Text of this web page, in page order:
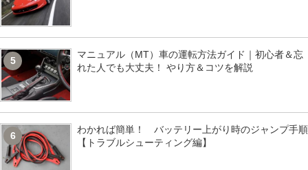
5
マニュアル（MT）車の運転方法ガイド｜初心者＆忘
れた人でも大丈夫！ やり方＆コツを解説
6
わかれば簡単！ バッテリー上がり時のジャンプ手順
【トラブルシューティング編】